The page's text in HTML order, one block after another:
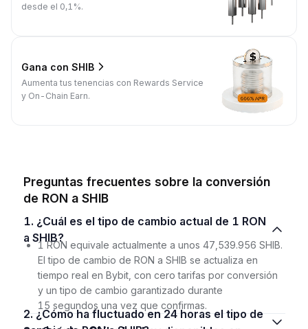
desde el 0,1%.
Gana con SHIB
Aumenta tus tenencias con Rewards Service
y On-Chain Earn.
Preguntas frecuentes sobre la conversión
de RON a SHIB
1. ¿Cuál es el tipo de cambio actual de 1 RON
a SHIB?
1 RON equivale actualmente a unos 47,539.956 SHIB.
El tipo de cambio de RON a SHIB se actualiza en
tiempo real en Bybit, con cero tarifas por conversión
y un tipo de cambio garantizado durante
15 segundos una vez que confirmas.
2. ¿Cómo ha fluctuado en 24 horas el tipo de